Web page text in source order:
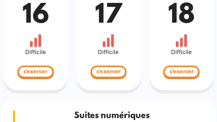
16
Difficile
s'exercer
17
Difficile
s'exercer
18
Difficile
s'exercer
Suites numériques